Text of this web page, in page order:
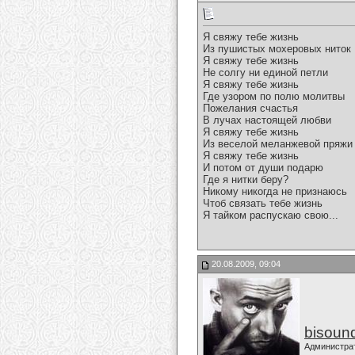
Я свяжу тебе жизнь
Из пушистых мохеровых ниток
Я свяжу тебе жизнь
Не солгу ни единой петли
Я свяжу тебе жизнь
Где узором по полю молитвы
Пожелания счастья
В лучах настоящей любви
Я свяжу тебе жизнь
Из веселой меланжевой пряжи
Я свяжу тебе жизнь
И потом от души подарю
Где я нитки беру?
Никому никогда не признаюсь
Чтоб связать тебе жизнь
Я тайком распускаю свою...
20.08.2009, 09:04